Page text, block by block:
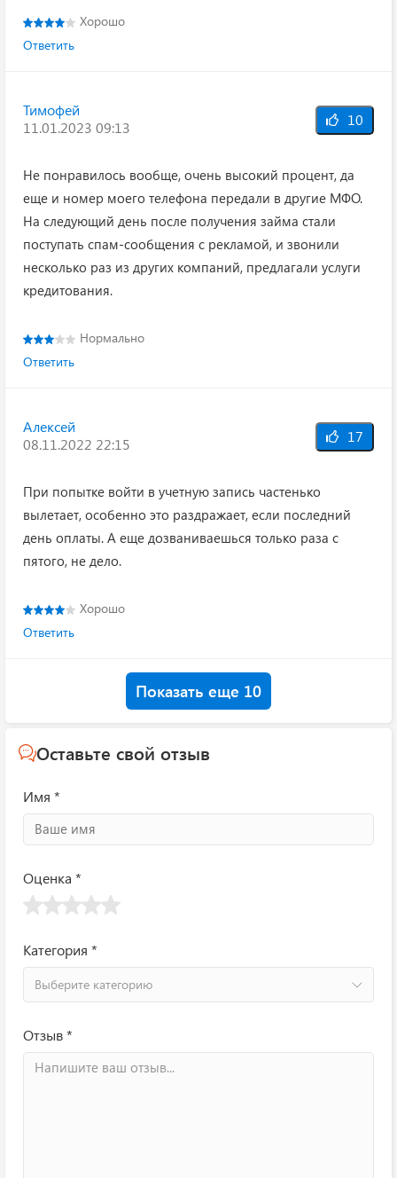
Хорошо
Ответить
Тимофей
11.01.2023 09:13
10
Не понравилось вообще, очень высокий процент, да
еще и номер моего телефона передали в другие МФО.
На следующий день после получения займа стали
поступать спам-сообщения с рекламой, и звонили
несколько раз из других компаний, предлагали услуги
кредитования.
Нормально
Ответить
Алексей
08.11.2022 22:15
17
При попытке войти в учетную запись частенько
вылетает, особенно это раздражает, если последний
день оплаты. А еще дозваниваешься только раза с
пятого, не дело.
Хорошо
Ответить
Показать еще 10
Оставьте свой отзыв
Имя *
Оценка *
Категория *
Выберите категорию
Отзыв *